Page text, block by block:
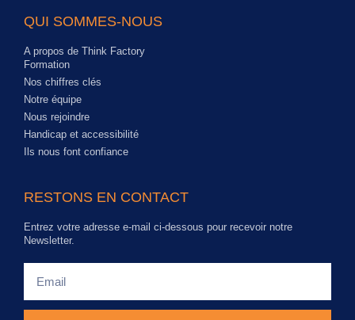
QUI SOMMES-NOUS
A propos de Think Factory
Formation
Nos chiffres clés
Notre équipe
Nous rejoindre
Handicap et accessibilité
Ils nous font confiance
RESTONS EN CONTACT
Entrez votre adresse e-mail ci-dessous pour recevoir notre
Newsletter.